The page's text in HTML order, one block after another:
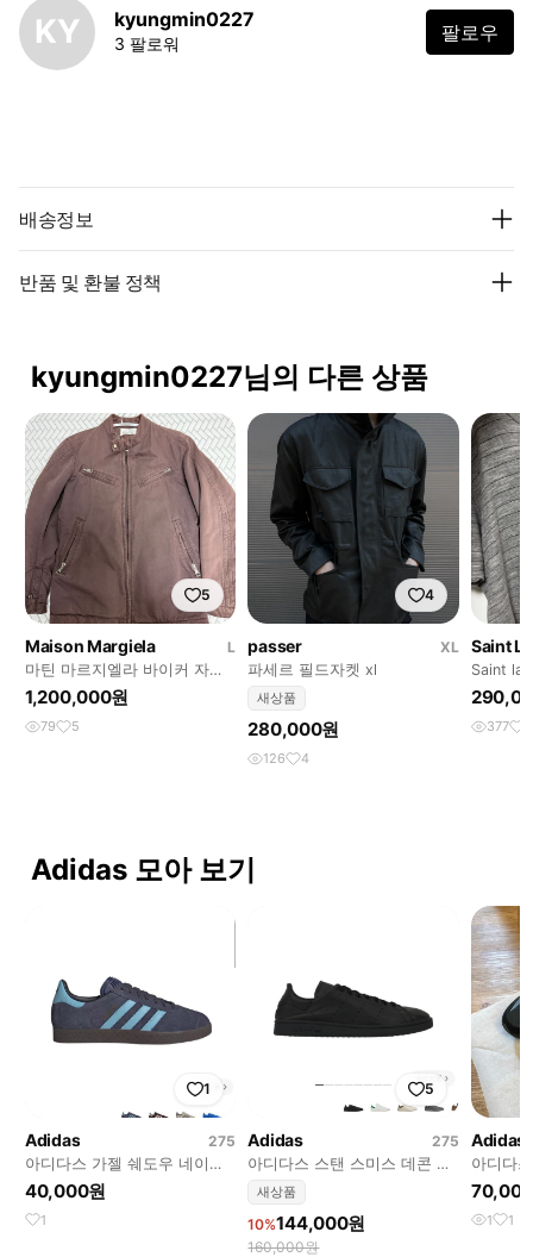
KY kyungmin0227
3 팔로워 팔로우
배송정보
반품 및 환불 정책
kyungmin0227님의 다른 상품
5
Maison Margiela
L
마틴 마르지엘라 바이커 자켓
2003AW
1,200,000원
79 5
4
passer
XL
파세르 필드자켓 xl
새상품
280,000원
126 4
Saint
Saint
377
Adidas 모아 보기
1
Adidas
275
아디다스 가젤 쉐도우 네이비
클리어 블루 (275)
40,000원
1
5
Adidas
275
아디다스 스탠 스미스 데콘 코
어 블랙 (275)
새상품
10%144,000원
160,000원
Adidas
아디다
1 1